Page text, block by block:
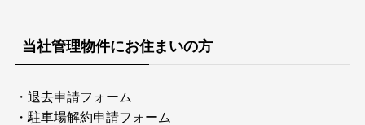
当社管理物件にお住まいの方
・ 退去申請フォーム
・ 駐車場解約申請フォーム